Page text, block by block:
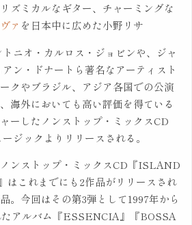
ズミカルなギター、チャーミングな
ァ を日本中に広めた小野リサ
ニオ・カルロス・ジョビンや、ジャ
ン・ドナートら著名なアーティスト
クやブラジル、アジア各国での公演
海外においても高い評価を得ている
ーしたノンストップ・ミックスCD
ジックよりリリースされる。
ンストップ・ミックスCD『ISLAND
これまでにも2作品がリリースされ
。今回はその第3弾として1997年から
アルバム『ESSENCIA』『BOSSA